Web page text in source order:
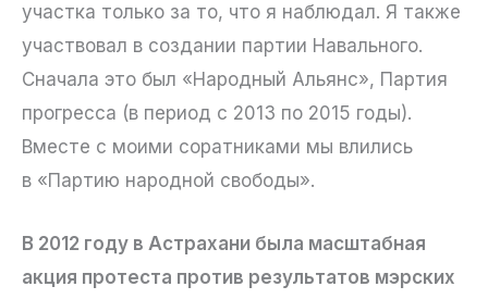
участка только за то, что я наблюдал. Я также
участвовал в создании партии Навального.
Сначала это был «Народный Альянс», Партия
прогресса (в период с 2013 по 2015 годы).
Вместе с моими соратниками мы влились
в «Партию народной свободы».
В 2012 году в Астрахани была масштабная
акция протеста против результатов мэрских